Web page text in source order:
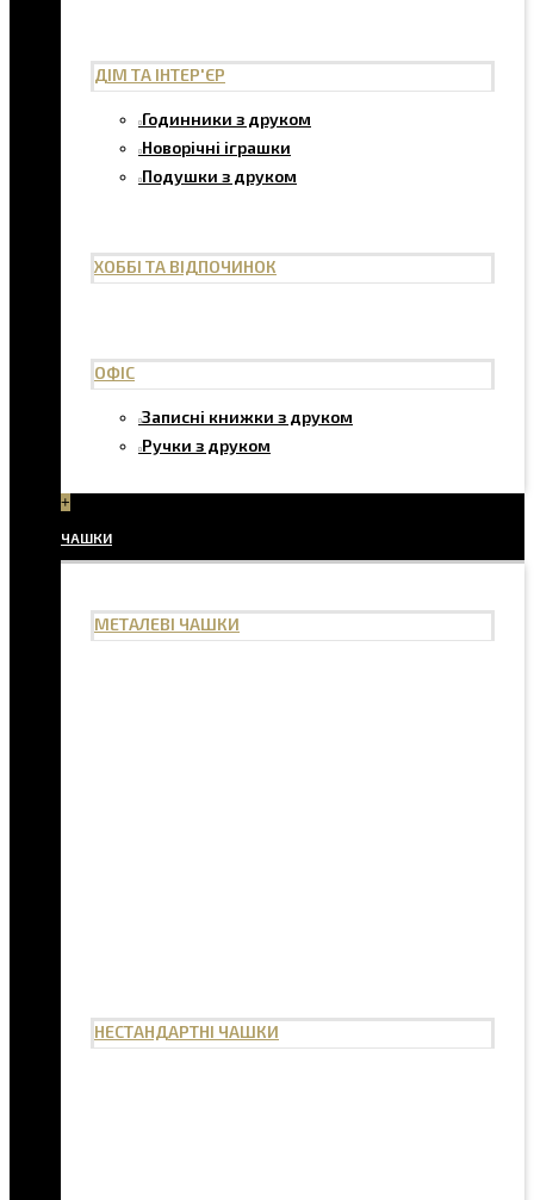
ДІМ ТА ІНТЕР'ЄР
Годинники з друком
Новорічні іграшки
Подушки з друком
ХОББІ ТА ВІДПОЧИНОК
ОФІС
Записні книжки з друком
Ручки з друком
+
ЧАШКИ
МЕТАЛЕВІ ЧАШКИ
НЕСТАНДАРТНІ ЧАШКИ